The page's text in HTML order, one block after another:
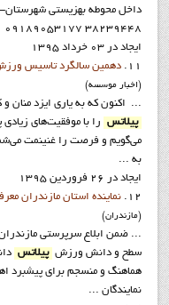
داخل محوطه بهزیستی شهرستان-
38239448 09189053177 ...
ایجاد در 03 خرداد 1395
11.
دهمين سالگرد تاسيس
(اخبار موسسه)
... اکنون که به یاری ایزد
پیلاتس
را با موفقیت‌های
می‌گویم و فرصت را غنینمت
به ...
ایجاد در 26 فروردين 1395
12.
نماينده استان مازندران
(مازندران)
... ضمن ابلاع سرپرستي مازندران
سطح و دانش ورزش
پیلاتس
هماهنگ و منسجم برای پیشبرد
نمايندگان ...